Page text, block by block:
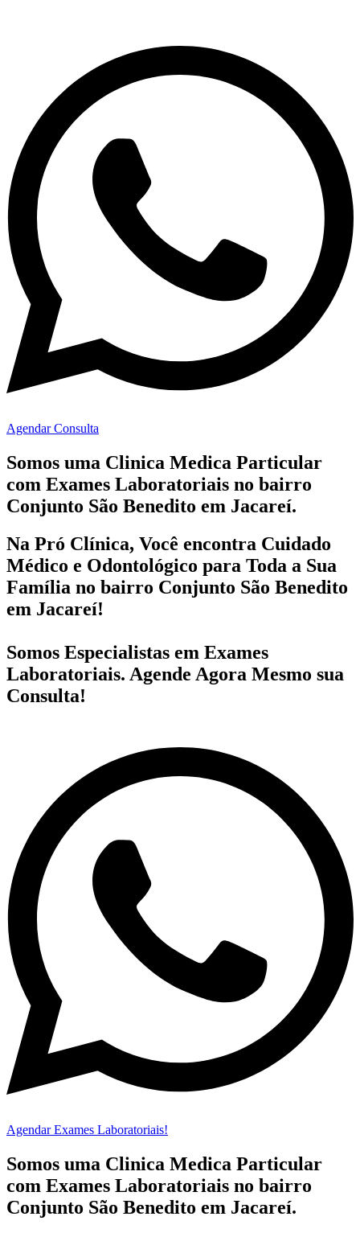
Agendar Consulta
Somos uma Clinica Medica Particular
com Exames Laboratoriais no bairro
Conjunto São Benedito em Jacareí.
Na Pró Clínica, Você encontra Cuidado
Médico e Odontológico para Toda a Sua
Família no bairro Conjunto São Benedito
em Jacareí!
Somos Especialistas em Exames
Laboratoriais. Agende Agora Mesmo sua
Consulta!
Agendar Exames Laboratoriais!
Somos uma Clinica Medica Particular
com Exames Laboratoriais no bairro
Conjunto São Benedito em Jacareí.